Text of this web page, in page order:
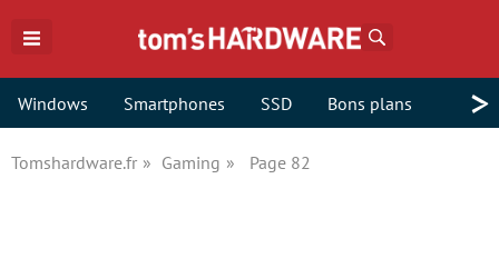
Windows Smartphones SSD Bons plans >
Tomshardware.fr Gaming Page 82